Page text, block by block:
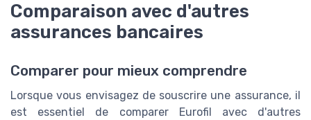
Comparaison avec d'autres
assurances bancaires
Comparer pour mieux comprendre
Lorsque vous envisagez de souscrire une assurance, il
est essentiel de comparer Eurofil avec d'autres